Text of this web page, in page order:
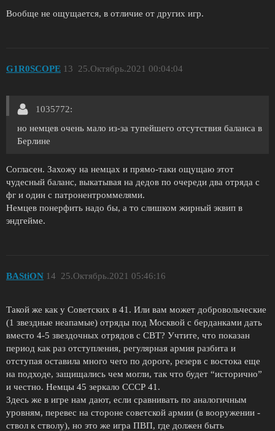
Вообще не ощущается, в отличие от других игр.
G1R0SCOPE 25.Октябрь.2021 00:04:04
13
1035772:
но немцев очень мало из-за тупейшего отсутствия баланса в
Берлине
Согласен. Захожу на немцах и прямо-таки ощущаю этот
чудесный баланс, выкатывая на дедов по очереди два отряда с
фг и один с патронентроммелями.
Немцев понерфить надо бы, а то слишком жирный эквип в
эндгейме.
BAStiON 25.Октябрь.2021 05:46:16
14
Такой же как у Советских в 41. Или вам может добровольческие
(1 звездные неапамые) отряды под Москвой с берданками дать
вместо 4-5 звездочных отрядов с СВТ? Учтите, что показан
период как раз отступления, регулярная армия разбита и
отступая оставила много чего по дороге, резерв с востока еще
на подходе, защищались чем могли, так что будет “исторично”
и честно. Немцы 45 зеркало СССР 41.
Здесь же в игре нам дают, если сравнивать по аналогичным
уровням, перевес на стороне советской армии (в вооружении -
ствол к стволу), но это же игра ПВП, где должен быть